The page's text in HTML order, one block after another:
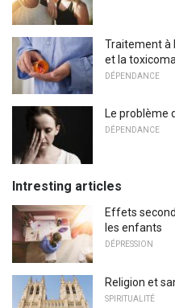
Traitement à
et la
DÉPENDANCE
Le problème
DÉPENDANCE
Intresting articles
Effets
les enfants
DÉPRESSION
Religion et
SPIRITUALITÉ